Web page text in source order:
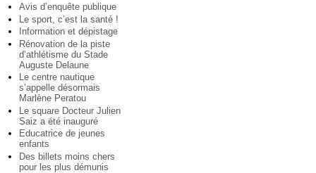
Avis d’enquête publique
Le sport, c’est la santé !
Information et dépistage
Rénovation de la piste
d’athlétisme du Stade
Auguste Delaune
Le centre nautique
s’appelle désormais
Marlène Peratou
Le square Docteur Julien
Saiz a été inauguré
Educatrice de jeunes
enfants
Des billets moins chers
pour les plus démunis